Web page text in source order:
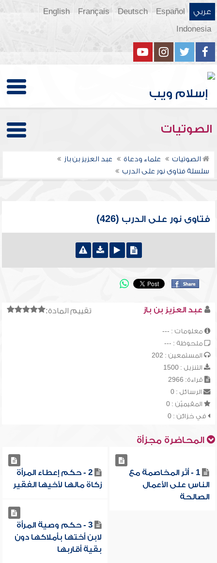
عربي Español
Deutsch
Français
English
Indonesia
الصوتيات
الصوتيات علماء ودعاة
عبد العزيز بن باز
سلسلة فتاوى نور على الدرب
فتاوى نور على الدرب (426)
تقييم المادة: عبد العزيز بن باز
معلومات : ---
ملحوظة : ---
المستمعين : 202
التنزيل : 1500
قراءة: 2966
الرسائل : 0
المقيميّن : 0
في خزائن : 0
المحاضرة مجزأة
1 - أثر المخاصمة مع
الناس على الأعمال
الصالحة
2 - حكم إعطاء المرأة
زكاة مالها لأخيها الفقير
3 - حكم وصية المرأة
لابن أختها بأملاكها دون
بقية أقاربها